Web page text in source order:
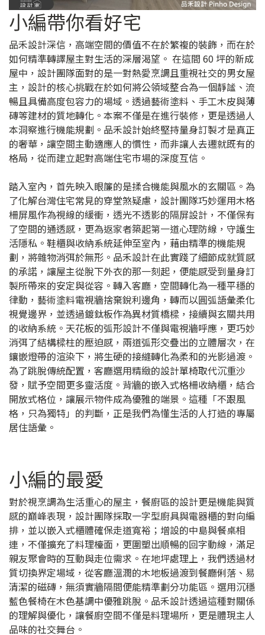
小編帶你看好宅
品禾設計深信，高端空間的價值不在於繁複的裝飾，而在於
如何精準轉譯屋主對生活的深層渴望。 在這間 60 坪的新成
屋中，設計團隊面對的是一對熱愛烹調且重視社交的男女屋
主，設計的核心挑戰在於如何將公領域整合為一個靜謐、流
暢且具備高度包容力的場域。透過藝術塗料、手工木皮與薄
磚等建材的質地轉化。本案不僅是在進行裝修，更是透過人
本洞察進行機能規劃。品禾設計始終堅持量身訂製才是真正
的奢華，讓空間主動適應人的慣性，而非讓人去遷就既有的
格局，從而建立起對高端住宅市場的深度互信。
踏入室內，首先映入眼簾的是揉合機能與風水的玄關區。為
了化解台灣住宅常見的穿堂煞疑慮，設計團隊巧妙運用木格
柵屏風作為視線的緩衝，透光不透影的隔屏設計，不僅保有
了空間的通透感，更為返家者築起第一道心理防線，守護生
活隱私。鞋櫃與收納系統延伸至室內，藉由精準的機能規
劃，將雜物消弭於無形。品禾設計在此實踐了細節成就質感
的承諾，讓屋主從脫下外衣的那一刻起，便能感受到量身訂
製所帶來的安定與從容。轉入客廳，空間轉化為一種平穩的
律動，藝術塗料電視牆捨棄銳利邊角，轉而以圓弧語彙柔化
視覺邊界，並透過鍍鈦板作為異材質橋樑，接續與玄關共用
的收納系統。天花板的弧形設計不僅與電視牆呼應，更巧妙
消弭了結構樑柱的壓迫感，兩道弧形交疊出的立體層次，在
鑲嵌燈帶的渲染下，將生硬的接縫轉化為柔和的光影過渡。
為了跳脫傳統配置，客廳選用精緻的設計單椅取代沉重沙
發，賦予空間更多靈活度。背牆的嵌入式格柵收納櫃，結合
開放式格位，讓展示物件成為優雅的端景。這種「不跟風
格，只為獨特」的判斷，正是我們為懂生活的人打造的專屬
居住語彙。
小編的最愛
對於視烹調為生活重心的屋主，餐廚區的設計更是機能與質
感的巔峰表現，設計團隊採取一字型廚具與電器櫃的對向編
排，並以嵌入式櫃體確保走道寬裕；增設的中島與餐桌相
連，不僅擴充了料理檯面，更圍塑出順暢的回字動線，滿足
親友聚會時的互動與走位需求。在地坪處理上，我們透過材
質切換界定場域，從客廳溫潤的木地板過渡到餐廳俐落、易
清潔的磁磚，無須實牆隔間便能精準劃分功能區。選用沉穩
藍色餐椅在木色基調中優雅跳脫。品禾設計透過這種對關係
的理解與優化，讓餐廚空間不僅是料理場所，更是體現主人
品味的社交舞台。